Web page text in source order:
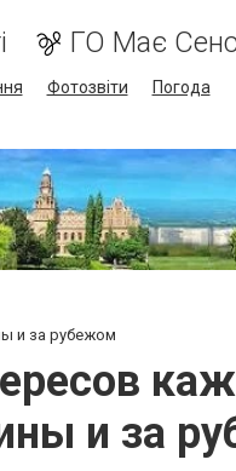
ГО Має Сенс
Фотозвіти
Погода
и за рубежом
и за